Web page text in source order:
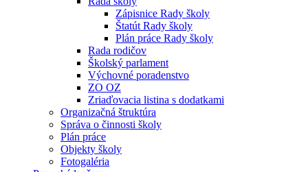
Zápisnice Rady školy
Štatút Rady školy
Plán práce Rady školy
Rada rodičov
Školský parlament
Výchovné poradenstvo
ZO OZ
Zriaďovacia listina s dodatkami
Organizačná štruktúra
Správa o činnosti školy
Plán práce
Objekty školy
Fotogaléria